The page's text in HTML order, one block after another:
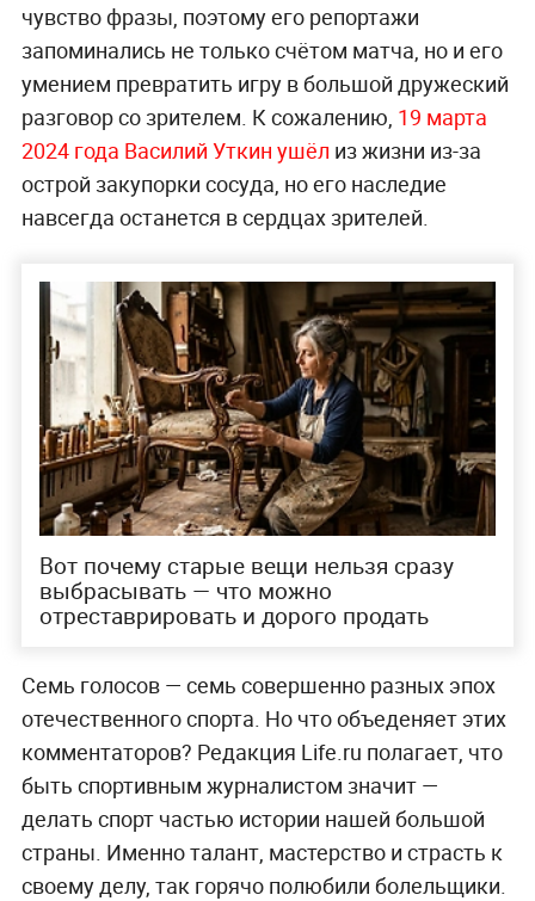
чувство фразы, поэтому его репортажи
запоминались не только счётом матча, но и его
умением превратить игру в большой дружеский
разговор со зрителем. К сожалению, 19 марта
2024 года Василий Уткин ушёл из жизни из-за
острой закупорки сосуда, но его наследие
навсегда останется в сердцах зрителей.
Вот почему старые вещи нельзя сразу
выбрасывать — что можно
отреставрировать и дорого продать
Семь голосов — семь совершенно разных эпох
отечественного спорта. Но что объеденяет этих
комментаторов? Редакция Life.ru полагает, что
быть спортивным журналистом значит —
делать спорт частью истории нашей большой
страны. Именно талант, мастерство и страсть к
своему делу, так горячо полюбили болельщики.